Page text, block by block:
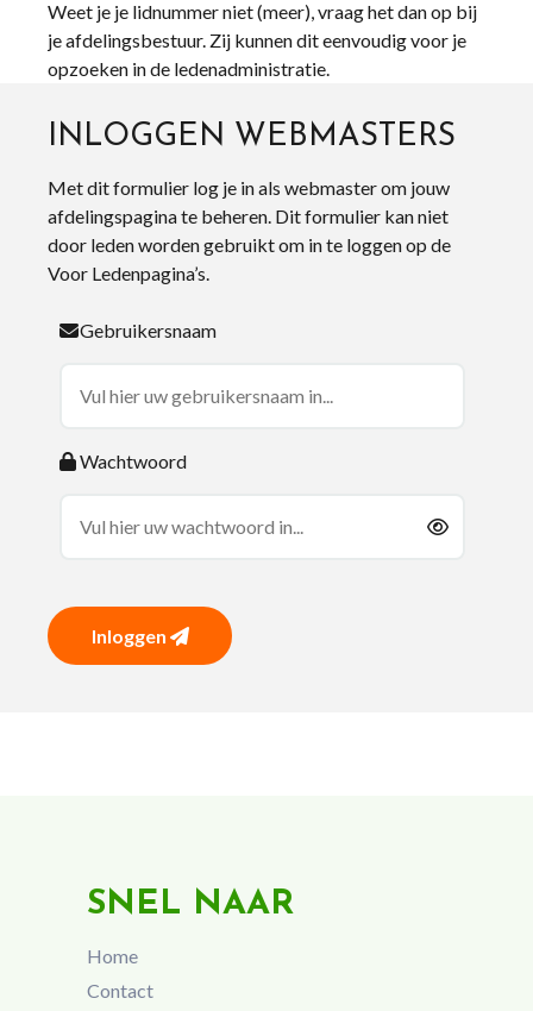
Weet je je lidnummer niet (meer), vraag het dan op bij
je afdelingsbestuur. Zij kunnen dit eenvoudig voor je
opzoeken in de ledenadministratie.
INLOGGEN WEBMASTERS
Met dit formulier log je in als webmaster om jouw
afdelingspagina te beheren. Dit formulier kan niet
door leden worden gebruikt om in te loggen op de
Voor Ledenpagina’s.
Gebruikersnaam
Wachtwoord
Inloggen
SNEL NAAR
Home
Contact